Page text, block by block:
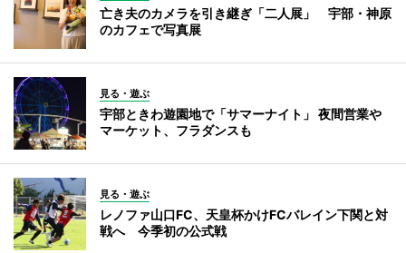
亡き夫のカメラを引き継ぎ「二人展」 宇部・神原
のカフェで写真展
見る・遊ぶ
宇部ときわ遊園地で「サマーナイト」 夜間営業や
マーケット、フラダンスも
見る・遊ぶ
レノファ山口FC、天皇杯かけFCバレイン下関と対
戦へ 今季初の公式戦